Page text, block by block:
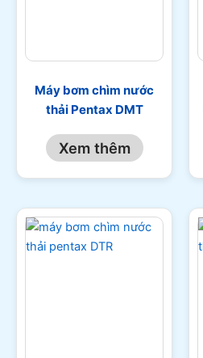
Máy bơm chìm nước
thải Pentax DMT
Xem thêm